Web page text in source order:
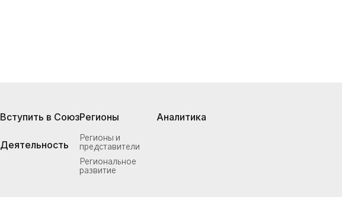
Вступить в Союз
Деятельность
Регионы
Регионы и
представители
Региональное
развитие
Аналитика